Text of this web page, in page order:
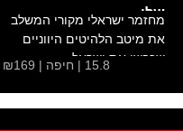
שלי
מחזמר ישראלי מקורי המשלב
את מיטב הלהיטים היווניים
שכבשו את ישראל....
15.8 | חיפה | ₪169